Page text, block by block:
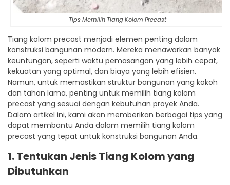
Tips Memilih Tiang Kolom Precast
Tiang kolom precast menjadi elemen penting dalam
konstruksi bangunan modern. Mereka menawarkan banyak
keuntungan, seperti waktu pemasangan yang lebih cepat,
kekuatan yang optimal, dan biaya yang lebih efisien.
Namun, untuk memastikan struktur bangunan yang kokoh
dan tahan lama, penting untuk memilih tiang kolom
precast yang sesuai dengan kebutuhan proyek Anda.
Dalam artikel ini, kami akan memberikan berbagai tips yang
dapat membantu Anda dalam memilih tiang kolom
precast yang tepat untuk konstruksi bangunan Anda.
1. Tentukan Jenis Tiang Kolom yang
Dibutuhkan